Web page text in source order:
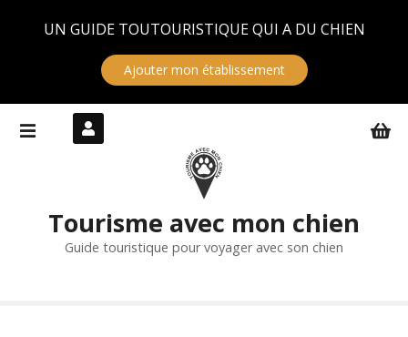
UN GUIDE TOUTOURISTIQUE QUI A DU CHIEN
Ajouter mon établissement
Tourisme avec mon chien
Guide touristique pour voyager avec son chien